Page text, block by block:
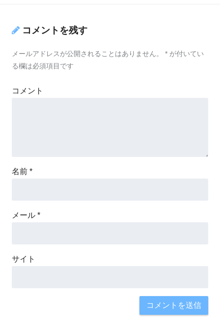
コメントを残す
メールアドレスが公開されることはありません。 * が付いてい
る欄は必須項目です
コメント
名前 *
メール *
サイト